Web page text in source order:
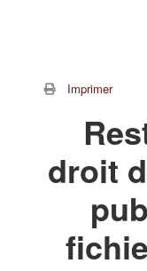
Imprimer
droit